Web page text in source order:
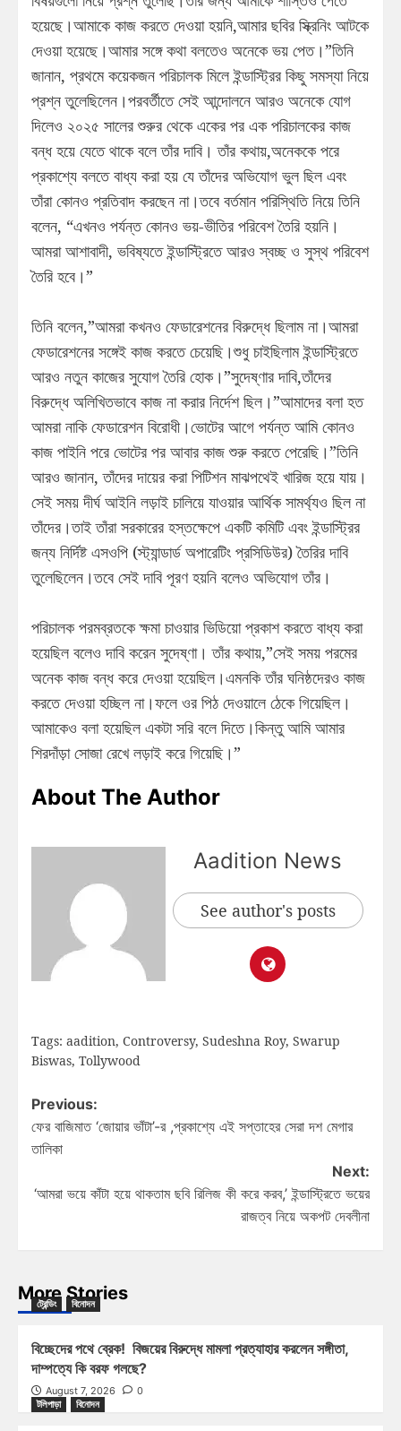
হয়েছে।আমাকে কাজ করতে দেওয়া হয়নি,আমার ছবির স্ক্রিনিং আটকে
দেওয়া হয়েছে।আমার সঙ্গে কথা বলতেও অনেকে ভয় পেত।”তিনি
জানান, প্রথমে কয়েকজন পরিচালক মিলে ইন্ডাস্ট্রির কিছু সমস্যা নিয়ে
প্রশ্ন তুলেছিলেন।পরবর্তীতে সেই আন্দোলনে আরও অনেকে যোগ
দিলেও ২০২৫ সালের শুরুর থেকে একের পর এক পরিচালকের কাজ
বন্ধ হয়ে যেতে থাকে বলে তাঁর দাবি। তাঁর কথায়,অনেককে পরে
প্রকাশ্যে বলতে বাধ্য করা হয় যে তাঁদের অভিযোগ ভুল ছিল এবং
তাঁরা কোনও প্রতিবাদ করছেন না।তবে বর্তমান পরিস্থিতি নিয়ে তিনি
বলেন, “এখনও পর্যন্ত কোনও ভয়-ভীতির পরিবেশ তৈরি হয়নি।
আমরা আশাবাদী, ভবিষ্যতে ইন্ডাস্ট্রিতে আরও স্বচ্ছ ও সুস্থ পরিবেশ
তৈরি হবে।”
তিনি বলেন,”আমরা কখনও ফেডারেশনের বিরুদ্ধে ছিলাম না।আমরা
ফেডারেশনের সঙ্গেই কাজ করতে চেয়েছি।শুধু চাইছিলাম ইন্ডাস্ট্রিতে
আরও নতুন কাজের সুযোগ তৈরি হোক।”সুদেষ্ণার দাবি,তাঁদের
বিরুদ্ধে অলিখিতভাবে কাজ না করার নির্দেশ ছিল।”আমাদের বলা হত
আমরা নাকি ফেডারেশন বিরোধী।ভোটের আগে পর্যন্ত আমি কোনও
কাজ পাইনি পরে ভোটের পর আবার কাজ শুরু করতে পেরেছি।”তিনি
আরও জানান, তাঁদের দায়ের করা পিটিশন মাঝপথেই খারিজ হয়ে যায়।
সেই সময় দীর্ঘ আইনি লড়াই চালিয়ে যাওয়ার আর্থিক সামর্থ্যও ছিল না
তাঁদের।তাই তাঁরা সরকারের হস্তক্ষেপে একটি কমিটি এবং ইন্ডাস্ট্রির
জন্য নির্দিষ্ট এসওপি (স্ট্যান্ডার্ড অপারেটিং প্রসিডিউর) তৈরির দাবি
তুলেছিলেন।তবে সেই দাবি পূরণ হয়নি বলেও অভিযোগ তাঁর।
পরিচালক পরমব্রতকে ক্ষমা চাওয়ার ভিডিয়ো প্রকাশ করতে বাধ্য করা
হয়েছিল বলেও দাবি করেন সুদেষ্ণা। তাঁর কথায়,”সেই সময় পরমের
অনেক কাজ বন্ধ করে দেওয়া হয়েছিল।এমনকি তাঁর ঘনিষ্ঠদেরও কাজ
করতে দেওয়া হচ্ছিল না।ফলে ওর পিঠ দেওয়ালে ঠেকে গিয়েছিল।
আমাকেও বলা হয়েছিল একটা সরি বলে দিতে।কিন্তু আমি আমার
শিরদাঁড়া সোজা রেখে লড়াই করে গিয়েছি।”
About The Author
Aadition News
See author's posts
Tags: aadition, Controversy, Sudeshna Roy, Swarup
Biswas, Tollywood
Previous:
ফের বাজিমাত ‘জোয়ার ভাঁটা’-র ,প্রকাশ্যে এই সপ্তাহের সেরা দশ মেগার
তালিকা
Next:
‘আমরা ভয়ে কাঁটা হয়ে থাকতাম ছবি রিলিজ কী করে করব,’ ইন্ডাস্ট্রিতে ভয়ের
রাজত্ব নিয়ে অকপট দেবলীনা
More Stories
ট্রেন্ডিং বিনোদন
বিচ্ছেদের পথে ব্রেক! বিজয়ের বিরুদ্ধে মামলা প্রত্যাহার করলেন সঙ্গীতা,
দাম্পত্যে কি বরফ গলছে?
August 7, 2026
0
টলিপাড়া
বিনোদন